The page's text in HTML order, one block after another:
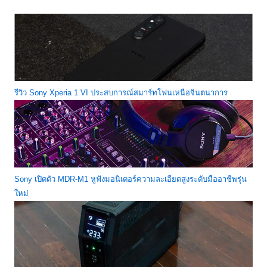
รีวิว Sony Xperia 1 VI ประสบการณ์สมาร์ทโฟนเหนือจินตนาการ
Sony เปิดตัว MDR-M1 หูฟังมอนิเตอร์ความละเอียดสูงระดับมืออาชีพรุ่น
ใหม่